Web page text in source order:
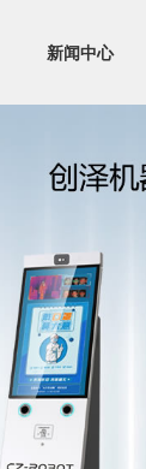
新闻中心